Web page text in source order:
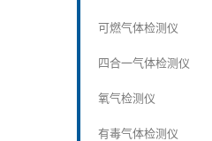
可燃气体检测仪
四合一气体检测仪
氧气检测仪
有毒气体检测仪